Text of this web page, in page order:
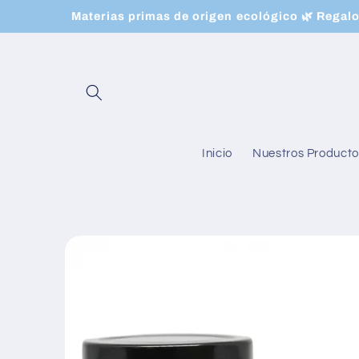
directamente
al contenido
Materias primas de origen ecológico 🌿
Inicio Nuestros